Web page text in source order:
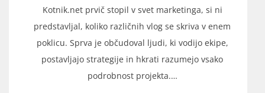
Kotnik.net prvič stopil v svet marketinga, si ni
predstavljal, koliko različnih vlog se skriva v enem
poklicu. Sprva je občudoval ljudi, ki vodijo ekipe,
postavljajo strategije in hkrati razumejo vsako
podrobnost projekta.…